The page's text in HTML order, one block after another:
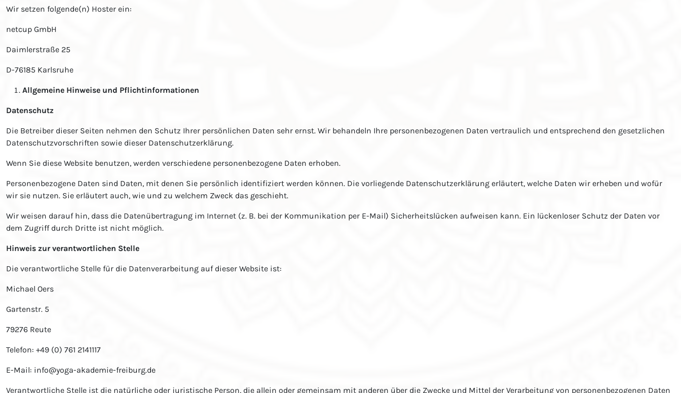
Wir setzen folgende(n) Hoster ein:
netcup GmbH
Daimlerstraße 25
D-76185 Karlsruhe
Allgemeine Hinweise und Pflichtinformationen
Datenschutz
Die Betreiber dieser Seiten nehmen den Schutz Ihrer persönlichen Daten sehr ernst. Wir behandeln Ihre personenbezogenen Daten vertraulich und entsprechend den gesetzlichen
Datenschutzvorschriften sowie dieser Datenschutzerklärung.
Wenn Sie diese Website benutzen, werden verschiedene personenbezogene Daten erhoben.
Personenbezogene Daten sind Daten, mit denen Sie persönlich identifiziert werden können. Die vorliegende Datenschutzerklärung erläutert, welche Daten wir erheben und wofür
wir sie nutzen. Sie erläutert auch, wie und zu welchem Zweck das geschieht.
Wir weisen darauf hin, dass die Datenübertragung im Internet (z. B. bei der Kommunikation per E-Mail) Sicherheitslücken aufweisen kann. Ein lückenloser Schutz der Daten vor
dem Zugriff durch Dritte ist nicht möglich.
Hinweis zur verantwortlichen Stelle
Die verantwortliche Stelle für die Datenverarbeitung auf dieser Website ist:
Michael Oers
Gartenstr. 5
79276 Reute
Telefon: +49 (0) 761 2141117
E-Mail: info@yoga-akademie-freiburg.de
Verantwortliche Stelle ist die natürliche oder juristische Person, die allein oder gemeinsam mit anderen über die Zwecke und Mittel der Verarbeitung von personenbezogenen Daten